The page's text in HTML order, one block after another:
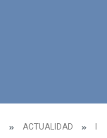
ACTUALIDAD